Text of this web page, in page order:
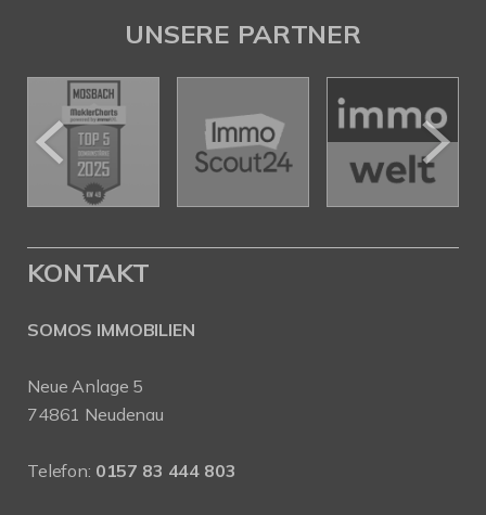
UNSERE PARTNER
KONTAKT
SOMOS IMMOBILIEN
Neue Anlage 5
74861 Neudenau
Telefon: 0157 83 444 803